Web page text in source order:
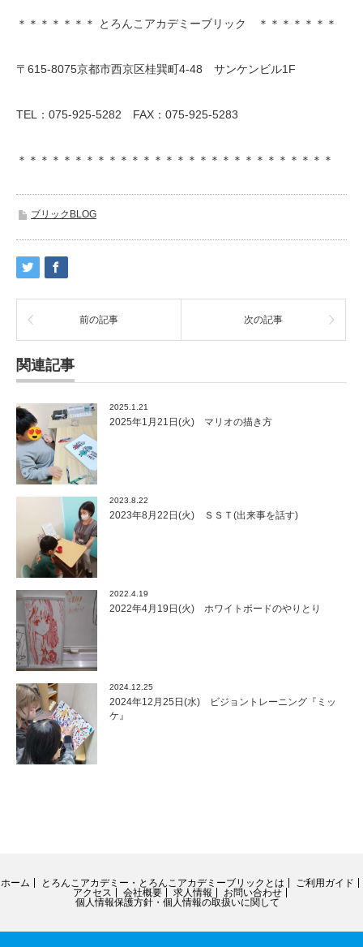
＊＊＊＊＊＊＊ とろんこアカデミーブリック ＊＊＊＊＊＊＊
〒615-8075京都市西京区桂巽町4-48 サンケンビル1F
TEL：075-925-5282 FAX：075-925-5283
＊＊＊＊＊＊＊＊＊＊＊＊＊＊＊＊＊＊＊＊＊＊＊＊＊＊＊＊
ブリックBLOG
前の記事 次の記事
関連記事
2025.1.21
2025年1月21日(火) マリオの描き方
2023.8.22
2023年8月22日(火) ＳＳＴ(出来事を話す)
2022.4.19
2022年4月19日(火) ホワイトボードのやりとり
2024.12.25
2024年12月25日(水) ビジョントレーニング『ミッ
ケ』
ホーム とろんこアカデミー・とろんこアカデミーブリックとは
ご利用ガイド
アクセス
会社概要 求人情報
お問い合わせ
個人情報保護方針・個人情報の取扱いに関して